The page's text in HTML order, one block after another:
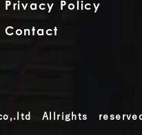
Privacy Policy
Contact
Allrights